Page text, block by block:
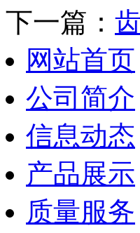
下一篇：
网站首页
公司简介
信息动态
产品展示
质量服务